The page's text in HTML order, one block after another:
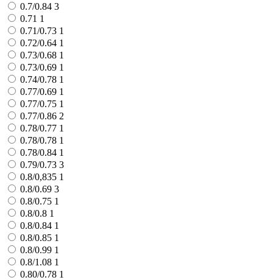
0.7/0.84 3
0.71 1
0.71/0.73 1
0.72/0.64 1
0.73/0.68 1
0.73/0.69 1
0.74/0.78 1
0.77/0.69 1
0.77/0.75 1
0.77/0.86 2
0.78/0.77 1
0.78/0.78 1
0.78/0.84 1
0.79/0.73 3
0.8/0,835 1
0.8/0.69 3
0.8/0.75 1
0.8/0.8 1
0.8/0.84 1
0.8/0.85 1
0.8/0.99 1
0.8/1.08 1
0.80/0.78 1